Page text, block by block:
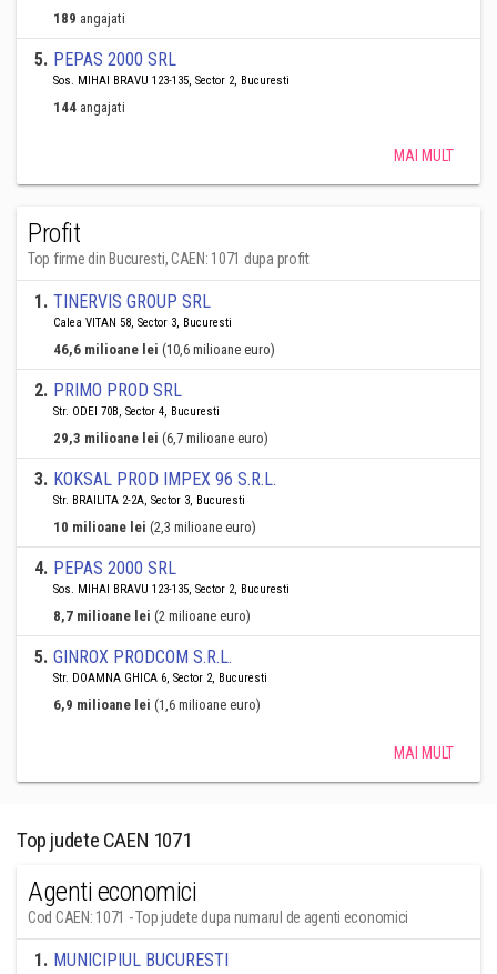
189 angajati
5. PEPAS 2000 SRL
Sos. MIHAI BRAVU 123-135, Sector 2, Bucuresti
144 angajati
MAI MULT
Profit
Top firme din Bucuresti, CAEN: 1071 dupa profit
1. TINERVIS GROUP SRL
Calea VITAN 58, Sector 3, Bucuresti
46,6 milioane lei (10,6 milioane euro)
2. PRIMO PROD SRL
Str. ODEI 70B, Sector 4, Bucuresti
29,3 milioane lei (6,7 milioane euro)
3. KOKSAL PROD IMPEX 96 S.R.L.
Str. BRAILITA 2-2A, Sector 3, Bucuresti
10 milioane lei (2,3 milioane euro)
4. PEPAS 2000 SRL
Sos. MIHAI BRAVU 123-135, Sector 2, Bucuresti
8,7 milioane lei (2 milioane euro)
5. GINROX PRODCOM S.R.L.
Str. DOAMNA GHICA 6, Sector 2, Bucuresti
6,9 milioane lei (1,6 milioane euro)
MAI MULT
Top judete CAEN 1071
Agenti economici
Cod CAEN: 1071 - Top judete dupa numarul de agenti economici
1. MUNICIPIUL BUCURESTI